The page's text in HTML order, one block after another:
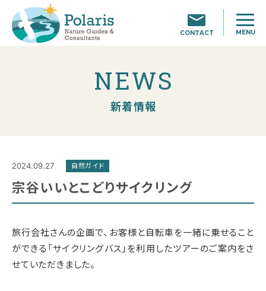
CONTACT MENU
NEWS
新着情報
2024.09.27 自然ガイド
宗谷いいとこどりサイクリング
旅行会社さんの企画で、お客様と自転車を一緒に乗せること
ができる「サイクリングバス」を利用したツアーのご案内をさ
せていただきました。